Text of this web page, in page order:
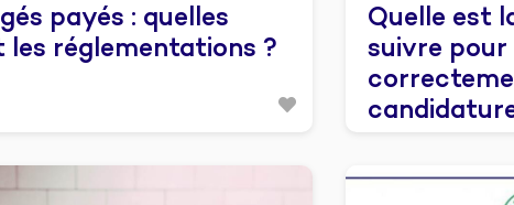
payés : quelles
les réglementations ?
Quelle est
suivre